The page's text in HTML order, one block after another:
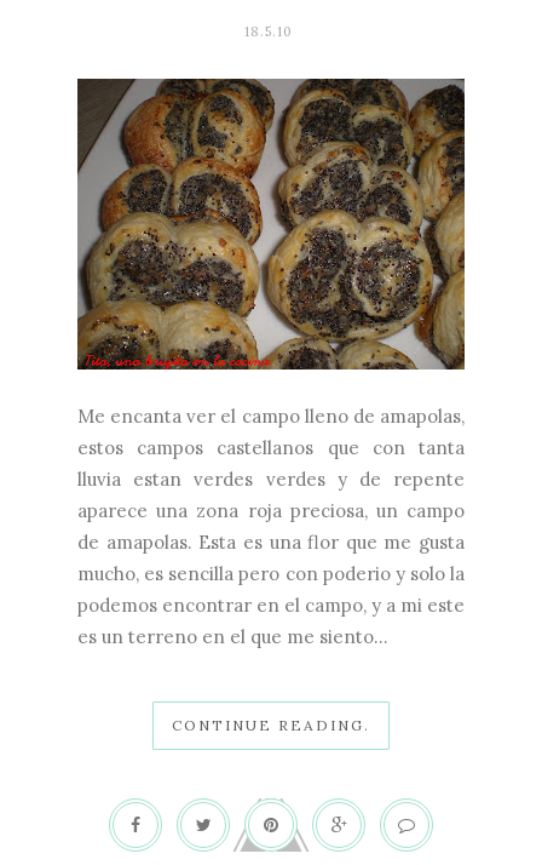
18.5.10
Me encanta ver el campo lleno de amapolas,
estos campos castellanos que con tanta
lluvia estan verdes verdes y de repente
aparece una zona roja preciosa, un campo
de amapolas. Esta es una flor que me gusta
mucho, es sencilla pero con poderio y solo la
podemos encontrar en el campo, y a mi este
es un terreno en el que me siento...
CONTINUE READING.